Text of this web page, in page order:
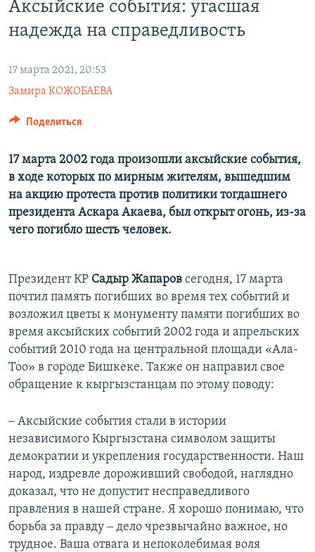
Аксыйские события: угасшая
надежда на справедливость
17 марта 2021, 20:53
Замира КОЖОБАЕВА
Поделиться
17 марта 2002 года произошли аксыйские события,
в ходе которых по мирным жителям, вышедшим
на акцию протеста против политики тогдашнего
президента Аскара Акаева, был открыт огонь, из-за
чего погибло шесть человек.
Президент КР Садыр Жапаров сегодня, 17 марта
почтил память погибших во время тех событий и
возложил цветы к монументу памяти погибших во
время аксыйских событий 2002 года и апрельских
событий 2010 года на центральной площади «Ала-
Тоо» в городе Бишкеке. Также он направил свое
обращение к кыргызстанцам по этому поводу:
‒ Аксыйские события стали в истории
независимого Кыргызстана символом защиты
демократии и укрепления государственности. Наш
народ, издревле дороживший свободой, наглядно
доказал, что не допустит несправедливого
правления в нашей стране. Я хорошо понимаю, что
борьба за правду ‒ дело чрезвычайно важное, но
трудное. Ваша отвага и непоколебимая воля